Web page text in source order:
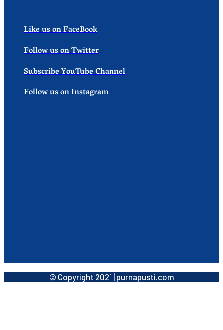
Like us on FaceBook
Follow us on Twitter
Subscribe YouTube Channel
Follow us on Instagram
© Copyright 2021 | purnapusti.com